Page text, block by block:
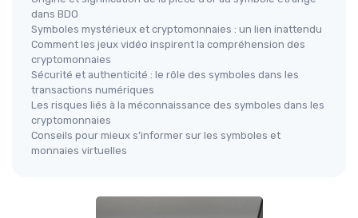
dans BDO
Symboles mystérieux et cryptomonnaies : un lien inattendu
Comment les jeux vidéo inspirent la compréhension des
cryptomonnaies
Sécurité et authenticité : le rôle des symboles dans les
transactions numériques
Les risques liés à la méconnaissance des symboles dans les
cryptomonnaies
Conseils pour mieux s’informer sur les symboles et
monnaies virtuelles